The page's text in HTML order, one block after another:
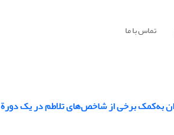
تماس با ما
از شاخص‌های تلاطم در یک دورة 5 ماهه (ژانویه- مه 2004)